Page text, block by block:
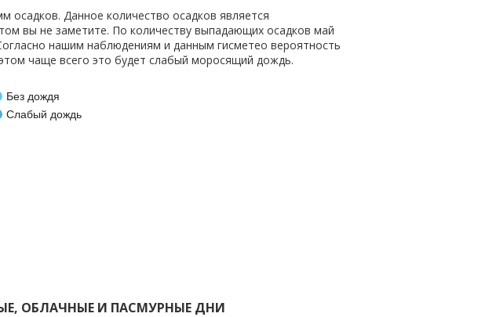
осадков. Данное количество осадков является
вы не заметите. По количеству выпадающих осадков май
нашим наблюдениям и данным гисметео вероятность
чаще всего это будет слабый моросящий дождь.
Без дождя
Слабый дождь
ОБЛАЧНЫЕ И ПАСМУРНЫЕ ДНИ